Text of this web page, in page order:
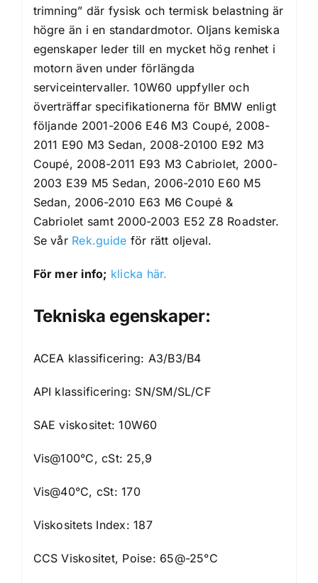
trimning” där fysisk och termisk belastning är
högre än i en standardmotor. Oljans kemiska
egenskaper leder till en mycket hög renhet i
motorn även under förlängda
serviceintervaller. 10W60 uppfyller och
överträffar specifikationerna för BMW enligt
följande 2001-2006 E46 M3 Coupé, 2008-
2011 E90 M3 Sedan, 2008-20100 E92 M3
Coupé, 2008-2011 E93 M3 Cabriolet, 2000-
2003 E39 M5 Sedan, 2006-2010 E60 M5
Sedan, 2006-2010 E63 M6 Coupé &
Cabriolet samt 2000-2003 E52 Z8 Roadster.
Se vår Rek.guide för rätt oljeval.
För mer info; klicka här.
Tekniska egenskaper:
ACEA klassificering: A3/B3/B4
API klassificering: SN/SM/SL/CF
SAE viskositet: 10W60
Vis@100°C, cSt: 25,9
Vis@40°C, cSt: 170
Viskositets Index: 187
CCS Viskositet, Poise: 65@-25°C